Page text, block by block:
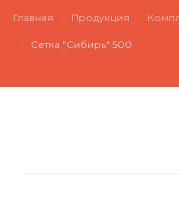
Главная Продукция
Сетка "Сибирь" 500